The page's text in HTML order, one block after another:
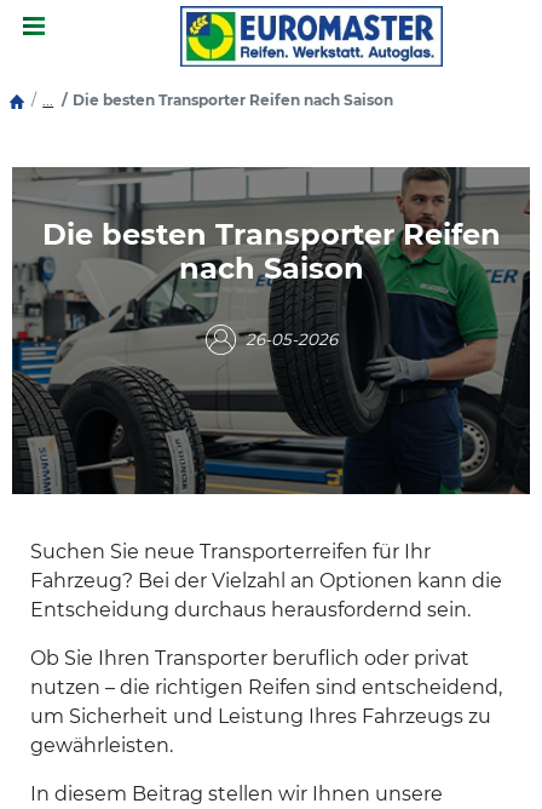
... Die besten Transporter Reifen nach Saison
Die besten Transporter Reifen
nach Saison
26-05-2026
Suchen Sie neue Transporterreifen für Ihr
Fahrzeug? Bei der Vielzahl an Optionen kann die
Entscheidung durchaus herausfordernd sein.
Ob Sie Ihren Transporter beruflich oder privat
nutzen – die richtigen Reifen sind entscheidend,
um Sicherheit und Leistung Ihres Fahrzeugs zu
gewährleisten.
In diesem Beitrag stellen wir Ihnen unsere